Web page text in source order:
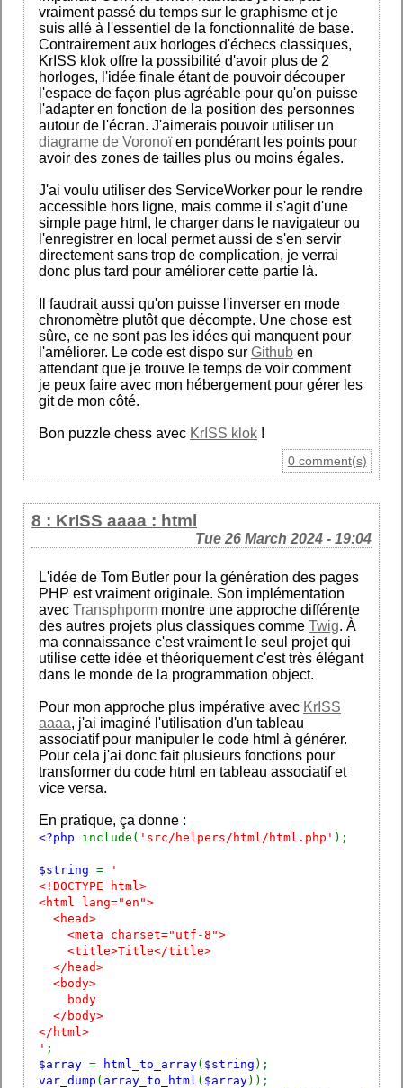
vraiment passé du temps sur le graphisme et je
suis allé à l'essentiel de la fonctionnalité de base.
Contrairement aux horloges d'échecs classiques,
KrISS klok offre la possibilité d'avoir plus de 2
horloges, l'idée finale étant de pouvoir découper
l'espace de façon plus agréable pour qu'on puisse
l'adapter en fonction de la position des personnes
autour de l'écran. J'aimerais pouvoir utiliser un
diagrame de Voronoïen pondérant les points pour
avoir des zones de tailles plus ou moins égales.
J'ai voulu utiliser des ServiceWorker pour le rendre
accessible hors ligne, mais comme il s'agit d'une
simple page html, le charger dans le navigateur ou
l'enregistrer en local permet aussi de s'en servir
directement sans trop de complication, je verrai
donc plus tard pour améliorer cette partie là.
Il faudrait aussi qu'on puisse l'inverser en mode
chronomètre plutôt que décompte. Une chose est
sûre, ce ne sont pas les idées qui manquent pour
l'améliorer. Le code est dispo sur Github en
attendant que je trouve le temps de voir comment
je peux faire avec mon hébergement pour gérer les
git de mon côté.
Bon puzzle chess avec KrISS klok !
0 comment(s)
8 : KrISS aaaa : html
Tue 26 March 2024 - 19:04
L'idée de Tom Butler pour la génération des pages
PHP est vraiment originale. Son implémentation
avec Transphporm montre une approche différente
des autres projets plus classiques comme Twig. À
ma connaissance c'est vraiment le seul projet qui
utilise cette idée et théoriquement c'est très élégant
dans le monde de la programmation object.
Pour mon approche plus impérative avec KrISS
aaaa, j'ai imaginé l'utilisation d'un tableau
associatif pour manipuler le code html à générer.
Pour cela j'ai donc fait plusieurs fonctions pour
transformer du code html en tableau associatif et
vice versa.
En pratique, ça donne :
<?php include( 'src/helpers/html/html.php' );
$string =
'
<!DOCTYPE html>
<html lang="en">
<head>
<meta charset="utf-8">
<title>Title</title>
</head>
<body>
body
</body>
</html>
' ;
$array = html_to_array( $string );
var_dump ( array_to_html ( $array));